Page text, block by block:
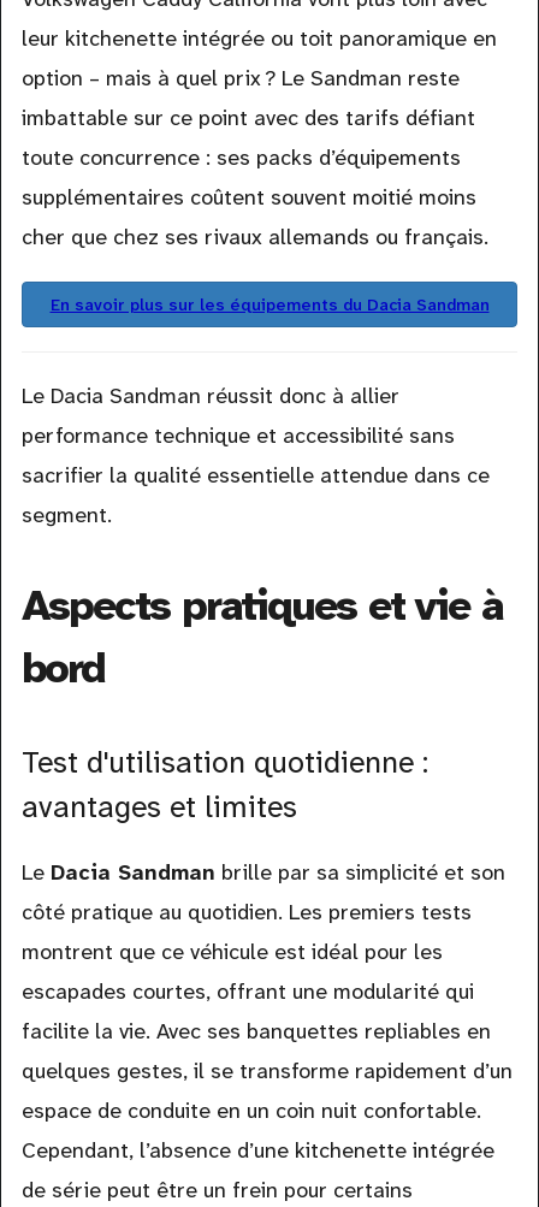
leur kitchenette intégrée ou toit panoramique en
option – mais à quel prix ? Le Sandman reste
imbattable sur ce point avec des tarifs défiant
toute concurrence : ses packs d’équipements
supplémentaires coûtent souvent moitié moins
cher que chez ses rivaux allemands ou français.
En savoir plus sur les équipements du Dacia Sandman
Le Dacia Sandman réussit donc à allier
performance technique et accessibilité sans
sacrifier la qualité essentielle attendue dans ce
segment.
Aspects pratiques et vie à
bord
Test d'utilisation quotidienne :
avantages et limites
Le Dacia Sandman brille par sa simplicité et son
côté pratique au quotidien. Les premiers tests
montrent que ce véhicule est idéal pour les
escapades courtes, offrant une modularité qui
facilite la vie. Avec ses banquettes repliables en
quelques gestes, il se transforme rapidement d’un
espace de conduite en un coin nuit confortable.
Cependant, l’absence d’une kitchenette intégrée
de série peut être un frein pour certains